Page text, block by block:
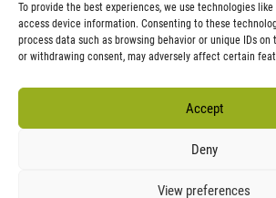
To provide the best experiences, we use technologies
access device information. Consenting to these
process data such as browsing behavior or unique IDs
or withdrawing consent, may adversely affect certain
Accept
Deny
View preferences
office@lieberlieber.us